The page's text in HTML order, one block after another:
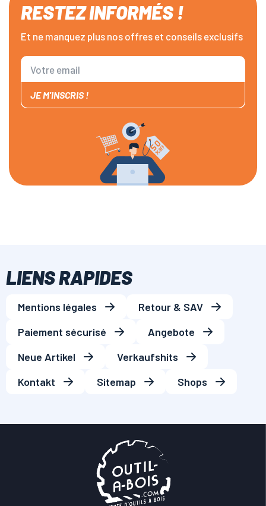
RESTEZ INFORMÉS !
Et ne manquez plus nos offres et conseils exclusifs
JE M'INSCRIS !
LIENS RAPIDES
Mentions légales
Retour & SAV
Paiement sécurisé
Angebote
Neue Artikel
Verkaufshits
Kontakt
Sitemap Shops